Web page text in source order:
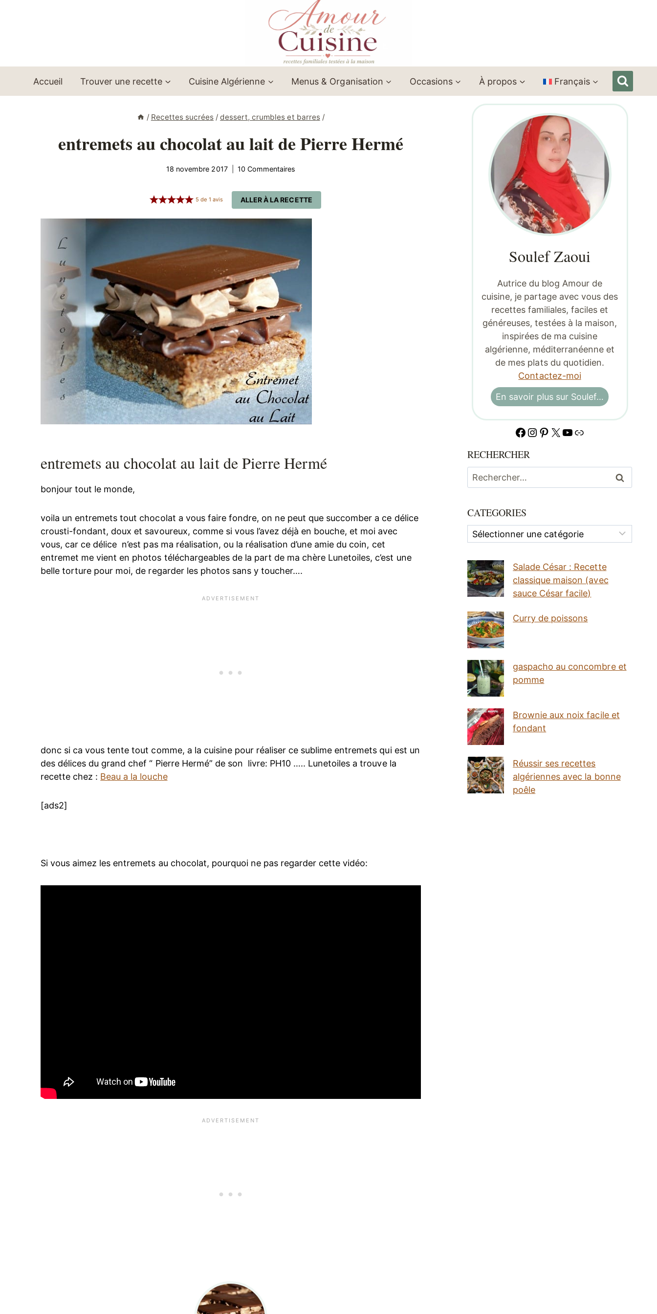
Accueil Trouver une recette Cuisine Algérienne Menus & Organisation Occasions À propos Français
/ Recettes sucrées / dessert, crumbles et barres /
entremets au chocolat au lait de Pierre Hermé
18 novembre 2017 10 Commentaires
ALLER À LA RECETTE
5 de1 avis
entremets au chocolat au lait de Pierre Hermé
bonjour tout le monde,
voila un entremets tout chocolat a vous faire fondre, on ne peut que succomber a ce délice
crousti-fondant, doux et savoureux, comme si vous l’avez déjà en bouche, et moi avec
vous, car ce délice n’est pas ma réalisation, ou la réalisation d’une amie du coin, cet
entremet me vient en photos téléchargeables de la part de ma chère Lunetoiles, c’est une
belle torture pour moi, de regarder les photos sans y toucher….
donc si ca vous tente tout comme, a la cuisine pour réaliser ce sublime entremets qui est un
des délices du grand chef “ Pierre Hermé” de son livre: PH10 ….. Lunetoiles a trouve la
recette chez : Beau a la louche
[ads2]
Si vous aimez les entremets au chocolat, pourquoi ne pas regarder cette vidéo:
Soulef Zaoui
Autrice du blog Amour de
cuisine, je partage avec vous des
recettes familiales, faciles et
généreuses, testées à la maison,
inspirées de ma cuisine
algérienne, méditerranéenne et
de mes plats du quotidien.
Contactez-moi
En savoir plus sur Soulef…
Facebook
Instagram
Pinterest
X YouTube
Lien
RECHERCHER
Rechercher :
CATEGORIES
Categories
Salade César : Recette
classique maison (avec
sauce César facile)
Curry de poissons
gaspacho au concombre et
pomme
Brownie aux noix facile et
fondant
Réussir ses recettes
algériennes avec la bonne
poêle